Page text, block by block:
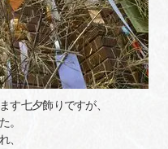
す七夕飾りですが、
。
、